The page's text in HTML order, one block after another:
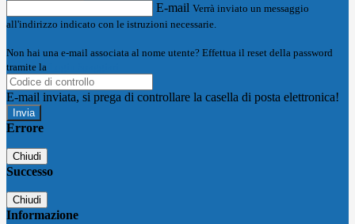
E-mail Verrà inviato un messaggio
all'indirizzo indicato con le istruzioni necessarie.
Non hai una e-mail associata al nome utente? Effettua il reset della password
tramite la
E-mail inviata, si prega di controllare la casella di posta elettronica!
Errore
Chiudi
Successo
Chiudi
Informazione